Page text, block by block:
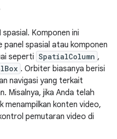
Komponen ini
panel spasial atau komponen
seperti SpatialColumn ,
. Orbiter biasanya berisi
navigasi yang terkait
Misalnya, jika Anda telah
menampilkan konten video,
pemutaran video di